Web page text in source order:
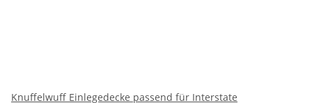
Knuffelwuff Einlegedecke passend für Interstate